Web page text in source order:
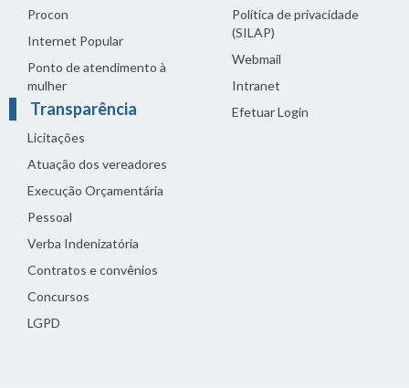
Procon
Internet Popular
Ponto de atendimento à
mulher
Transparência
Licitações
Atuação dos vereadores
Execução Orçamentária
Pessoal
Verba Indenizatória
Contratos e convênios
Concursos
LGPD
Política de privacidade
(SILAP)
Webmail
Intranet
Efetuar Login